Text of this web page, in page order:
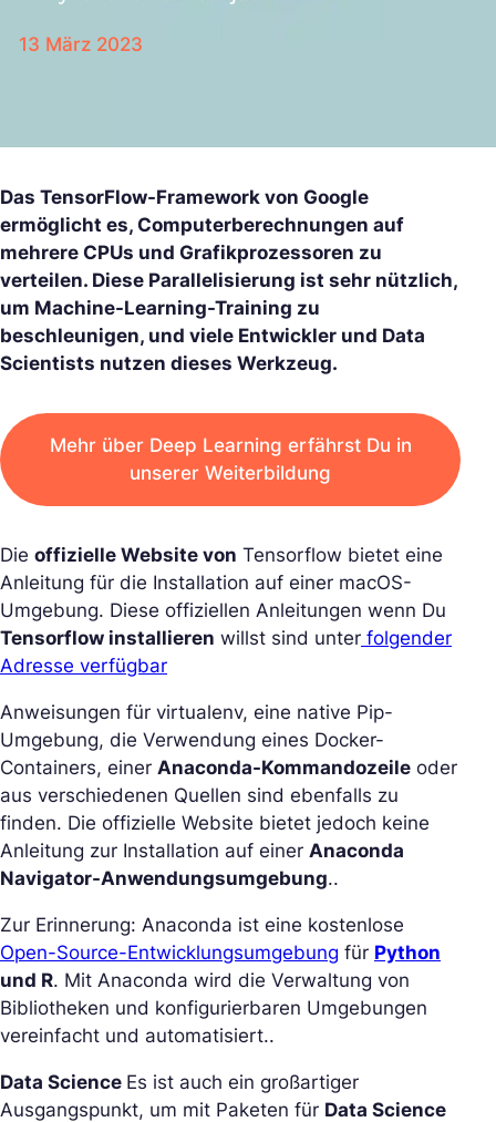
13 März 2023
Das TensorFlow-Framework von Google
ermöglicht es, Computerberechnungen auf
mehrere CPUs und Grafikprozessoren zu
verteilen. Diese Parallelisierung ist sehr nützlich,
um Machine-Learning-Training zu
beschleunigen, und viele Entwickler und Data
Scientists nutzen dieses Werkzeug.
Mehr über Deep Learning erfährst Du in
unserer Weiterbildung
Die offizielle Website von Tensorflow bietet eine
Anleitung für die Installation auf einer macOS-
Umgebung. Diese offiziellen Anleitungen wenn Du
Tensorflow installieren willst sind unter folgender
Adresse verfügbar
Anweisungen für virtualenv, eine native Pip-
Umgebung, die Verwendung eines Docker-
Containers, einer Anaconda-Kommandozeile oder
aus verschiedenen Quellen sind ebenfalls zu
finden. Die offizielle Website bietet jedoch keine
Anleitung zur Installation auf einer Anaconda
Navigator-Anwendungsumgebung..
Zur Erinnerung: Anaconda ist eine kostenlose
Open-Source-Entwicklungsumgebung für Python
und R. Mit Anaconda wird die Verwaltung von
Bibliotheken und konfigurierbaren Umgebungen
vereinfacht und automatisiert..
Data Science Es ist auch ein großartiger
Ausgangspunkt, um mit Paketen für Data Science